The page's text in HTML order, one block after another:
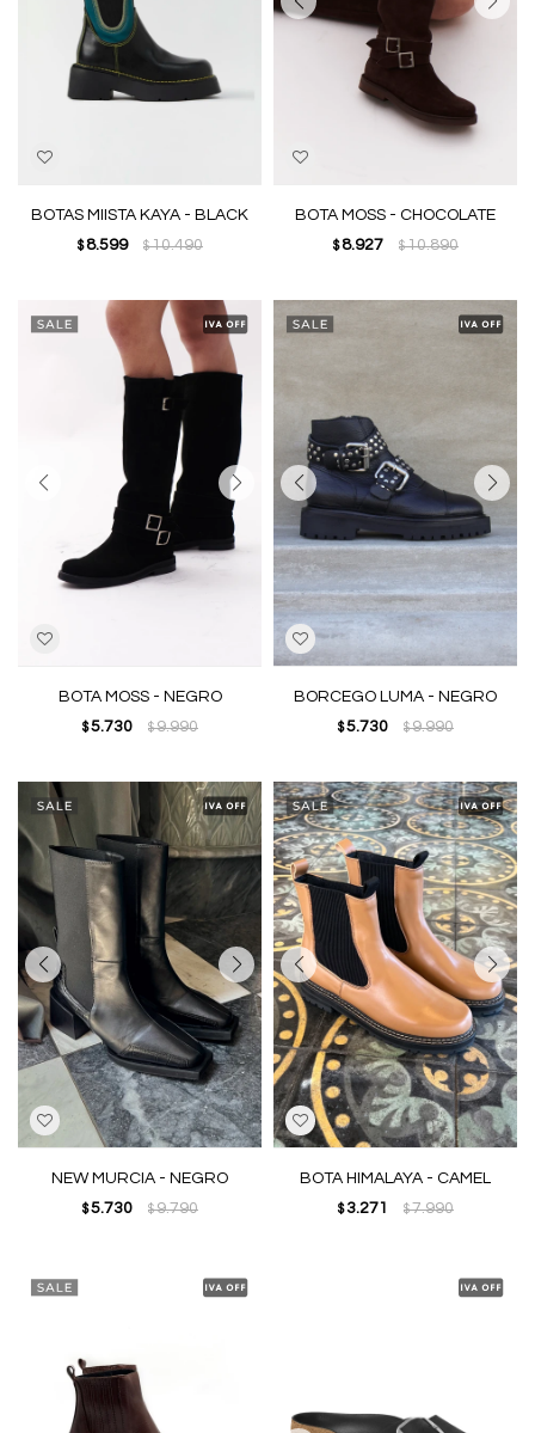
BOTAS MIISTA KAYA - BLACK
$ 8.599 $10.490
BOTA MOSS - CHOCOLATE
$ 8.927 $10.890
BOTA MOSS - NEGRO
$ 5.730 $9.990
BORCEGO LUMA - NEGRO
$ 5.730 $9.990
NEW MURCIA - NEGRO
$ 5.730 $9.790
BOTA HIMALAYA - CAMEL
$ 3.271 $7.990